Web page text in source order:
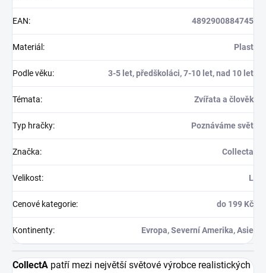
EAN: 4892900884745
Materiál : Plast
Podle věku: 3-5 let, předškoláci, 7-10 let, nad 10 let
Témata: Zvířata a člověk
Typ hračky: Poznáváme svět
Značka: Collecta
Velikost: L
Cenové kategorie: do 199 Kč
Kontinenty: Evropa, Severní Amerika, Asie
CollectA patří mezi největší světové výrobce realistických